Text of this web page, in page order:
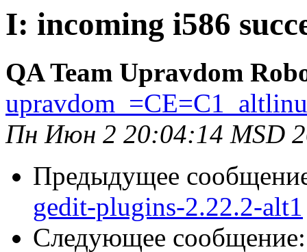
I: incoming i586
QA Team Upravdom
Пн Июн 2 20:04:14 MSD
Предыдущее
gedit-plugins-2.22.2-alt1
Следующее